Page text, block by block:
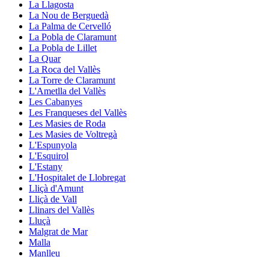
La Llagosta
La Nou de Berguedà
La Palma de Cervelló
La Pobla de Claramunt
La Pobla de Lillet
La Quar
La Roca del Vallès
La Torre de Claramunt
L'Ametlla del Vallès
Les Cabanyes
Les Franqueses del Vallès
Les Masies de Roda
Les Masies de Voltregà
L'Espunyola
L'Esquirol
L'Estany
L'Hospitalet de Llobregat
Lliçà d'Amunt
Lliçà de Vall
Llinars del Vallès
Lluçà
Malgrat de Mar
Malla
Manlleu